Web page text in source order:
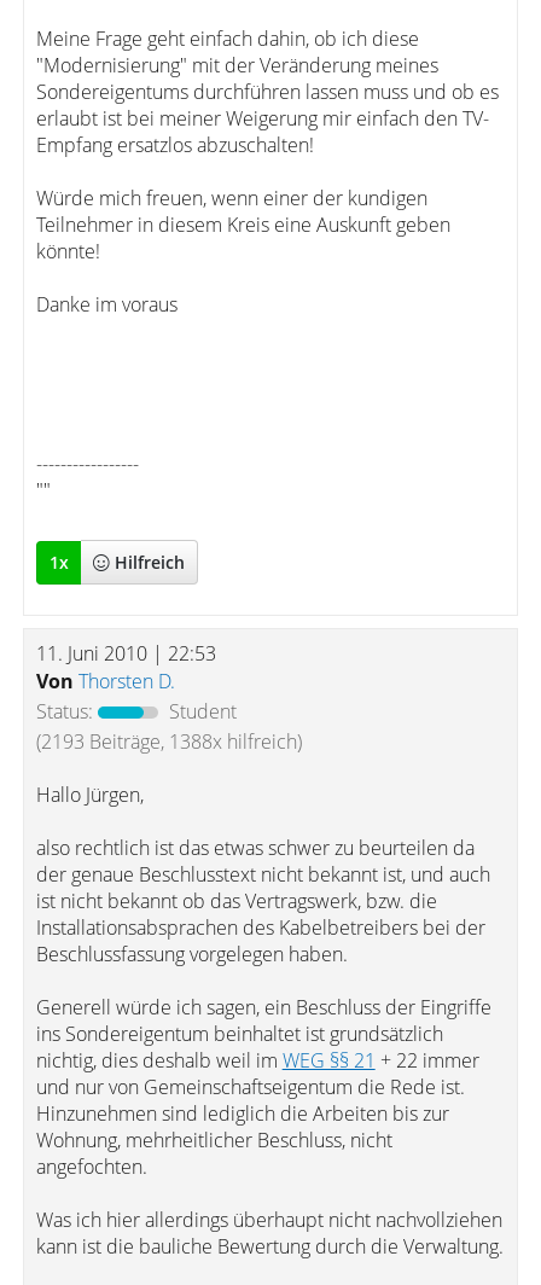
Meine Frage geht einfach dahin, ob ich diese
"Modernisierung" mit der Veränderung meines
Sondereigentums durchführen lassen muss und ob es
erlaubt ist bei meiner Weigerung mir einfach den TV-
Empfang ersatzlos abzuschalten!
Würde mich freuen, wenn einer der kundigen
Teilnehmer in diesem Kreis eine Auskunft geben
könnte!
Danke im voraus
-----------------
""
1x Hilfreich
11. Juni 2010 | 22:53
Von Thorsten D.
Status:
Student
(2193 Beiträge, 1388x hilfreich)
Hallo Jürgen,
also rechtlich ist das etwas schwer zu beurteilen da
der genaue Beschlusstext nicht bekannt ist, und auch
ist nicht bekannt ob das Vertragswerk, bzw. die
Installationsabsprachen des Kabelbetreibers bei der
Beschlussfassung vorgelegen haben.
Generell würde ich sagen, ein Beschluss der Eingriffe
ins Sondereigentum beinhaltet ist grundsätzlich
nichtig, dies deshalb weil im WEG §§ 21 + 22 immer
und nur von Gemeinschaftseigentum die Rede ist.
Hinzunehmen sind lediglich die Arbeiten bis zur
Wohnung, mehrheitlicher Beschluss, nicht
angefochten.
Was ich hier allerdings überhaupt nicht nachvollziehen
kann ist die bauliche Bewertung durch die Verwaltung.